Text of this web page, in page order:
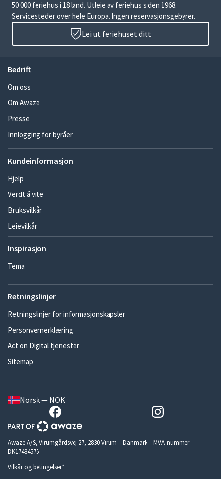
50 000 feriehus i 18 land. Utleie av feriehus siden 1968.
Servicesteder over hele Europa. Ingen reservasjonsgebyrer.
Lei ut feriehuset ditt
Bedrift
Om oss
Om Awaze
Presse
Innlogging for byråer
Kundeinformasjon
Hjelp
Verdt å vite
Bruksvilkår
Leievilkår
Inspirasjon
Tema
Retningslinjer
Retningslinjer for informasjonskapsler
Personvernerklæring
Act on Digital tjenester
Sitemap
Norsk — NOK
Awaze A/S, Virumgårdsvej 27, 2830 Virum – Danmark – MVA-nummer
DK17484575
Vilkår og betingelser*